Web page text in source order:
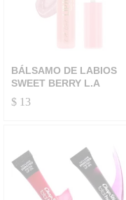
BÁLSAMO DE LABIOS
SWEET BERRY L.A
$ 13